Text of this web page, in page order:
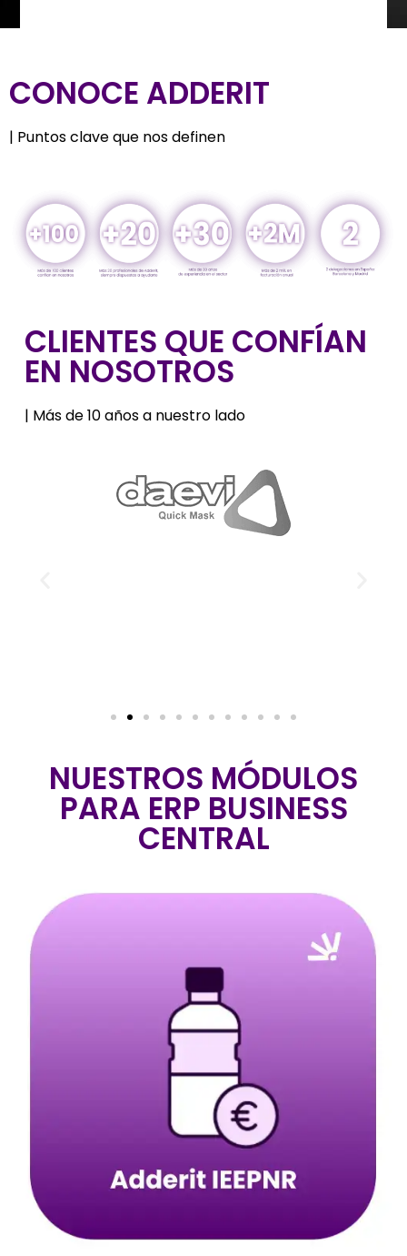
CONOCE ADDERIT
| Puntos clave que nos definen
CLIENTES QUE CONFÍAN
EN NOSOTROS
| Más de 10 años a nuestro lado
NUESTROS MÓDULOS
PARA ERP BUSINESS
CENTRAL